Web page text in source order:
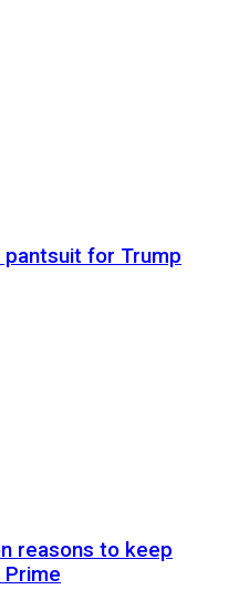
pantsuit for Trump
reasons to keep